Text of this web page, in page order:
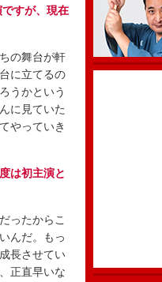
すが、現在
の舞台が軒
に立てるの
うかという
に見ていた
やっていき
は初主演と
ったからこ
んだ。もっ
長させてい
正直早いな